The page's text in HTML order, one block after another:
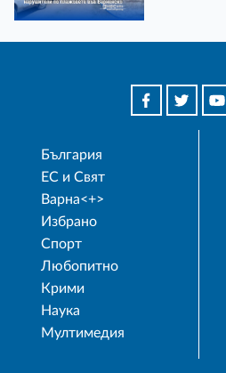
България
ЕС и Свят
Варна<+>
Избрано
Спорт
Любопитно
Крими
Наука
Мултимедия